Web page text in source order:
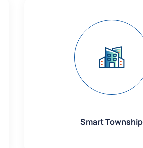
Smart Township